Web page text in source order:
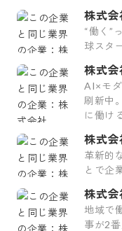
株式会
“働く”
球スタ
株式会
AI×モ
刷新中
に働け
株式会
革新的
とで企
株式会
地域で
事が2